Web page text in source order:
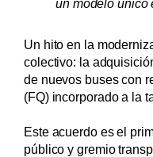
un modelo único
Un hito en la
colectivo: la
de nuevos buses con
(FQ) incorporado a la
Este acuerdo es el
público y gremio